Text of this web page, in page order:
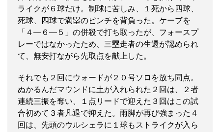
ライクが６球だけ。制球に苦しみ、１死から四球、
死球、四球で満塁のピンチを背負った。ケーブを
「４―６―５」の併殺で打ち取ったが、フォースプ
レーではなかったため、三塁走者の生還が認められ
て、無安打ながら先取点を献上した。
それでも２回にウォードが２０号ソロを放ち同点。
ぬかるんだマウンドに土が入れられた２回は、２者
連続三振を奪い、１点リードで迎えた３回はこの試
合初めて３者凡退で抑えた。雨脚が再び強まった４
回は、先頭のウルシェラに１球もストライクが入ら